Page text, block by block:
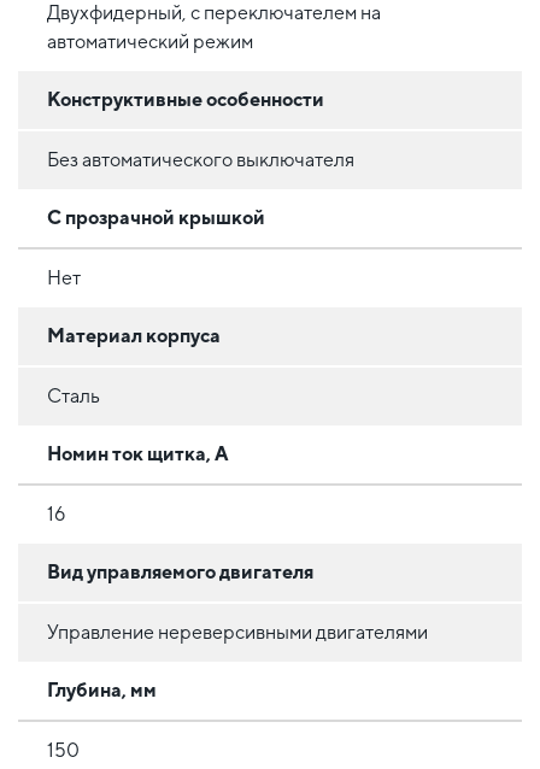
Двухфидерный, с переключателем на
автоматический режим
Конструктивные особенности
Без автоматического выключателя
С прозрачной крышкой
Нет
Материал корпуса
Сталь
Номин ток щитка, А
16
Вид управляемого двигателя
Управление нереверсивными двигателями
Глубина, мм
150